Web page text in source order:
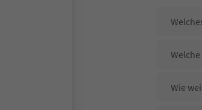
Wie